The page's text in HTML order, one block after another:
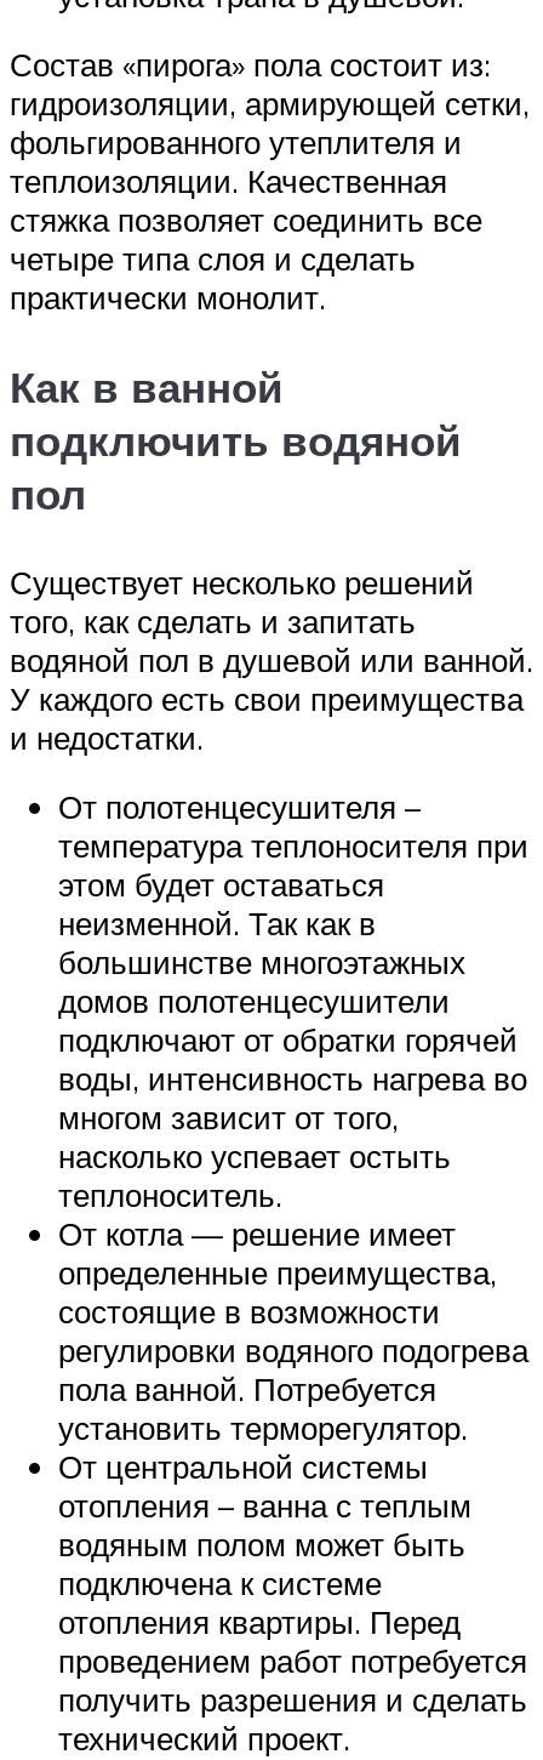
Состав «пирога» пола состоит из:
гидроизоляции, армирующей сетки,
фольгированного утеплителя и
теплоизоляции. Качественная
стяжка позволяет соединить все
четыре типа слоя и сделать
практически монолит.
Как в ванной
подключить водяной
пол
Существует несколько решений
того, как сделать и запитать
водяной пол в душевой или ванной.
У каждого есть свои преимущества
и недостатки.
От полотенцесушителя –
температура теплоносителя при
этом будет оставаться
неизменной. Так как в
большинстве многоэтажных
домов полотенцесушители
подключают от обратки горячей
воды, интенсивность нагрева во
многом зависит от того,
насколько успевает остыть
теплоноситель.
От котла — решение имеет
определенные преимущества,
состоящие в возможности
регулировки водяного подогрева
пола ванной. Потребуется
установить терморегулятор.
От центральной системы
отопления – ванна с теплым
водяным полом может быть
подключена к системе
отопления квартиры. Перед
проведением работ потребуется
получить разрешения и сделать
технический проект.